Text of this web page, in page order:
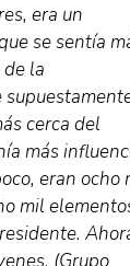
era un
se sentía
la
cerca del
más
eran
mil
(Grupo